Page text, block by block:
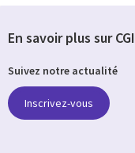
En savoir plus sur CGI
Suivez notre actualité
Inscrivez-vous